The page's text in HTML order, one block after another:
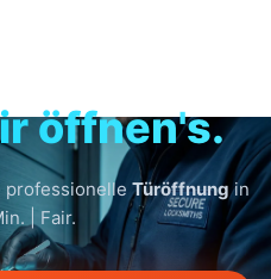
öffnen's.
Türöffnungin
| Fair.